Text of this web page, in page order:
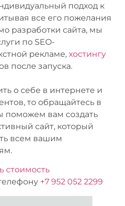
подход к
все его пожелания
разработки сайта, мы
по SEO-
рекламе, хостингу
после запуска.
о себе в интернете и
то обращайтесь в
поможем вам создать
сайт, который
всем вашим
стоимость
+7 952 052 2299